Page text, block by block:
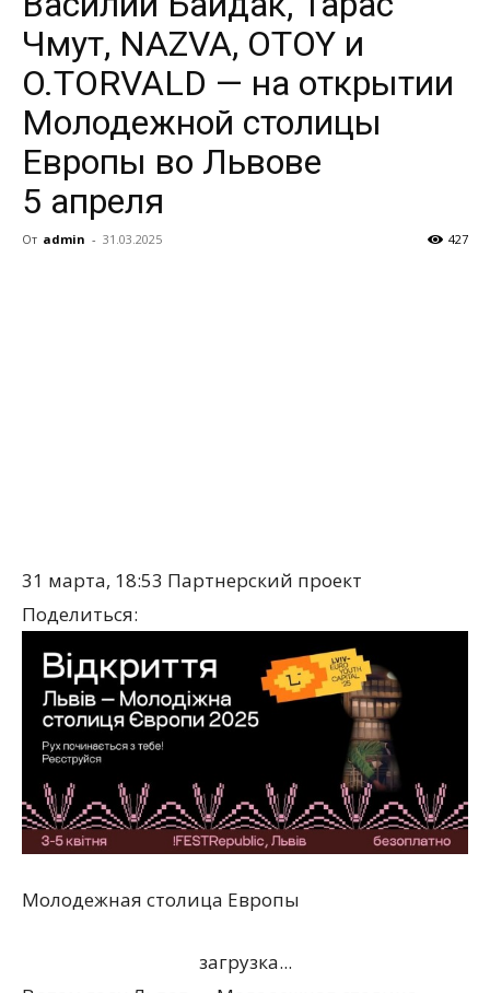
Чмут, NAZVA, OTOY и
O.TORVALD — на открытии
Молодежной столицы
Европы во Львове
5 апреля
От admin - 31.03.2025 427
31 марта, 18:53 Партнерский проект
Поделиться:
Молодежная столица Европы
загрузка...